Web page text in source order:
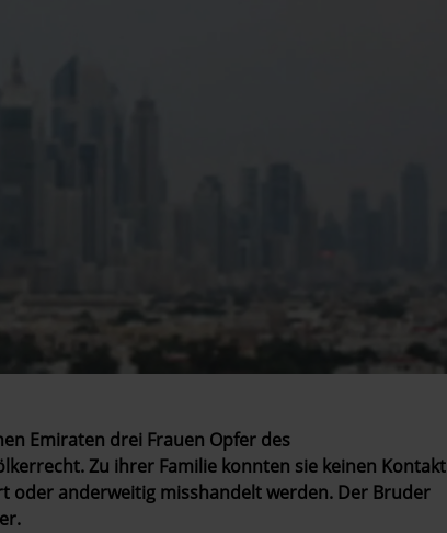
Emiraten drei Frauen Opfer des
Zu ihrer Familie konnten sie keinen Kontakt
oder anderweitig misshandelt werden. Der Bruder